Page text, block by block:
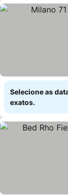
Selecione as
exatos.